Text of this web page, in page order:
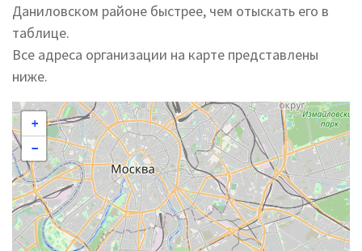
Даниловском районе быстрее, чем отыскать его в
таблице.
Все адреса организации на карте представлены
ниже.
+
−